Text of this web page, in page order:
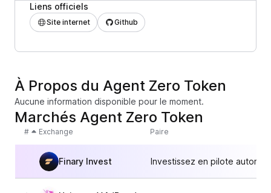
Liens officiels
Site internet Github
À Propos du Agent Zero Token
Aucune information disponible pour le moment.
Marchés Agent Zero Token
# Exchange Paire
Finary Invest Investissez en pilote